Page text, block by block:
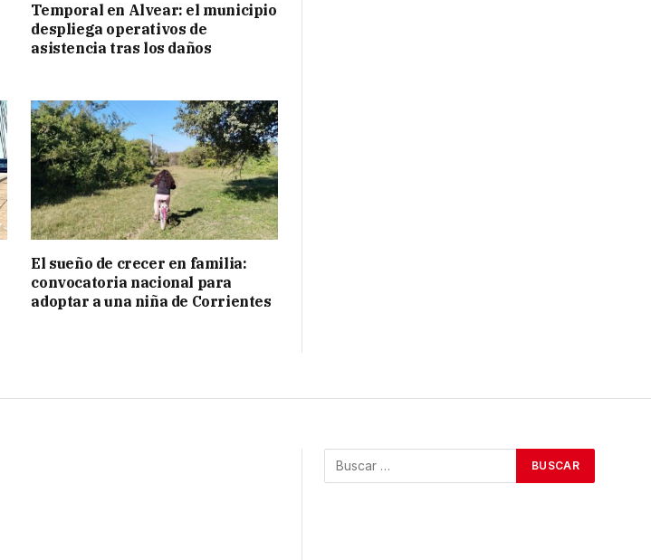
Temporal en Alvear: el municipio
despliega operativos de
asistencia tras los daños
El sueño de crecer en familia:
convocatoria nacional para
adoptar a una niña de Corrientes